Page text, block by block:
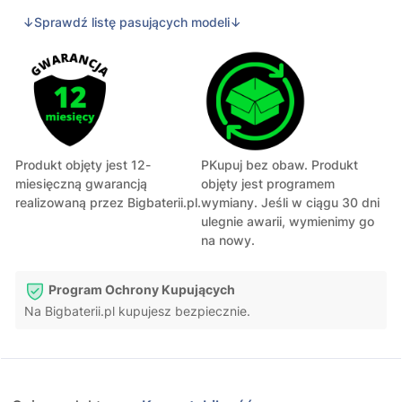
↓Sprawdź listę pasujących modeli↓
Produkt objęty jest 12-
miesięczną gwarancją
realizowaną przez Bigbaterii.pl.
PKupuj bez obaw. Produkt
objęty jest programem
wymiany. Jeśli w ciągu 30 dni
ulegnie awarii, wymienimy go
na nowy.
Program Ochrony Kupujących
Na Bigbaterii.pl kupujesz bezpiecznie.